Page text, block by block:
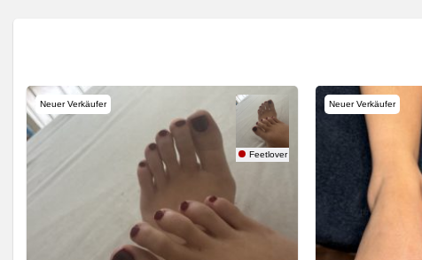
Neuer Verkäufer
Feetlover
Neuer Verkäufer